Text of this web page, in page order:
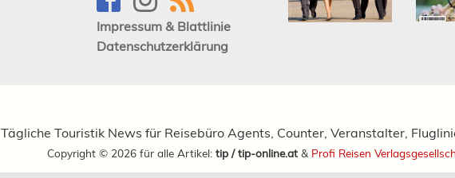
Impressum & Blattlinie
Datenschutzerklärung
Tägliche Touristik News für Reisebüro Agents, Counter, Veranstalter,
Copyright © 2026 für alle Artikel: tip / tip-online.at & Profi Reisen